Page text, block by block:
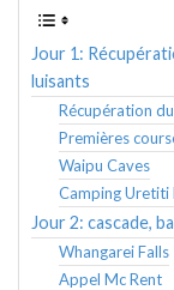
Jour 1:
luisants
Récupération
Premières
Waipu Caves
Camping Uretiti
Jour 2: cascade,
Whangarei Falls
Appel Mc Rent